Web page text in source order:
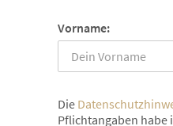
Vorname:
Die
Pflichtangaben habe